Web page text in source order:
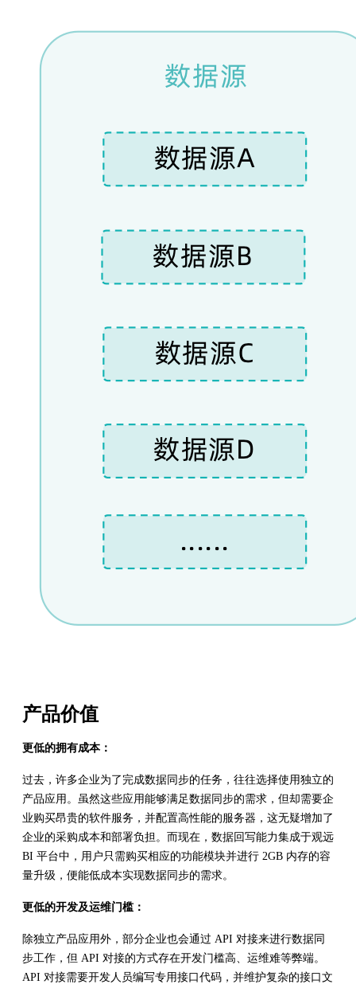
产品价值
更低的拥有成本：
过去，许多企业为了完成数据同步的任务，往往选择使用独立的
产品应用。虽然这些应用能够满足数据同步的需求，但却需要企
业购买昂贵的软件服务，并配置高性能的服务器，这无疑增加了
企业的采购成本和部署负担。而现在，数据回写能力集成于观远
BI 平台中，用户只需购买相应的功能模块并进行 2GB 内存的容
量升级，便能低成本实现数据同步的需求。
更低的开发及运维门槛：
除独立产品应用外，部分企业也会通过 API 对接来进行数据同
步工作，但 API 对接的方式存在开发门槛高、运维难等弊端。
API 对接需要开发人员编写专用接口代码，并维护复杂的接口文